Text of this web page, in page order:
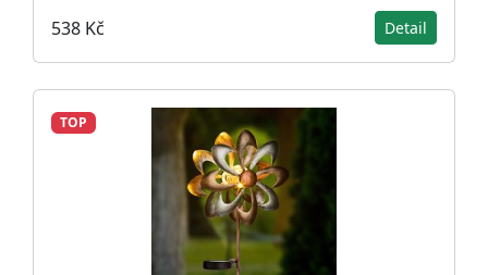
538 Kč Detail
TOP